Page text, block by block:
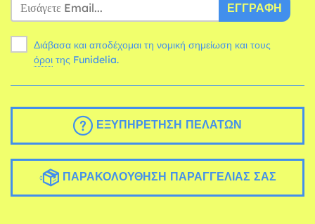
ΕΓΓΡΑΦΉ
Διάβασα και αποδέχομαι τη νομική σημείωση και τους
όροι της Funidelia.
ΕΞΥΠΗΡΈΤΗΣΗ ΠΕΛΑΤΏΝ
ΠΑΡΑΚΟΛΟΎΘΗΣΗ ΠΑΡΑΓΓΕΛΊΑΣ ΣΑΣ